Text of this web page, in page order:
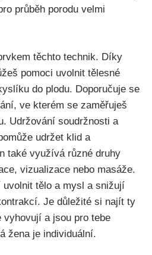
průběh porodu velmi
těchto technik.‌ Díky
pomoci ⁤uvolnit tělesné
do​ plodu. Doporučuje⁤ se
ve kterém se zaměřuješ
Udržování soudržnosti a
udržet ⁣klid a
také využívá různé druhy​
‌vizualizace nebo masáže.
uvolnit tělo a mysl a snižují
Je ‍důležité si najít ty
vyhovují a jsou pro tebe
žena je individuální.